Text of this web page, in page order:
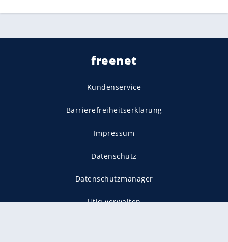
freenet
Kundenservice
Barrierefreiheitserklärung
Impressum
Datenschutz
Datenschutzmanager
Utiq verwalten